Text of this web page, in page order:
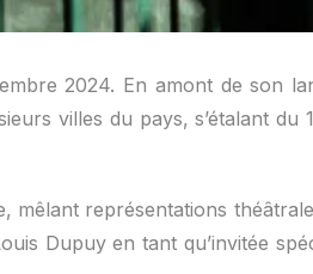
2024. En amont de son
villes du pays, s’étalant du
mêlant représentations
Dupuy en tant qu’invitée